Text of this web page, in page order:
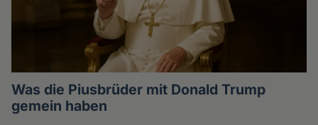
Was die Piusbrüder mit Donald Trump
gemein haben